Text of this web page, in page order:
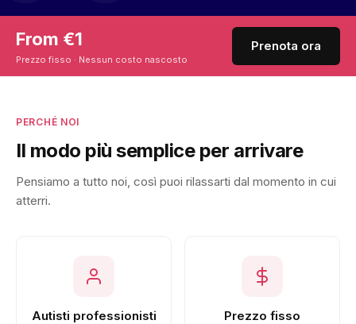
From €1
Prezzo fisso · Nessun costo nascosto
Prenota ora
PERCHÉ NOI
Il modo più semplice per arrivare
Pensiamo a tutto noi, così puoi rilassarti dal momento in cui
atterri.
Autisti professionisti Prezzo fisso